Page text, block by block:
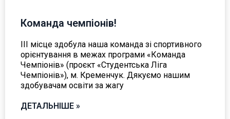
Команда чемпіонів!
ІІІ місце здобула наша команда зі спортивного
орієнтування в межах програми «Команда
Чемпіонів» (проєкт «Студентська Ліга
Чемпіонів»), м. Кременчук. Дякуємо нашим
здобувачам освіти за жагу
ДЕТАЛЬНІШЕ »